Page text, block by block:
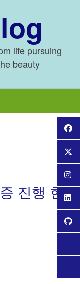
life pursuing
beauty
진행 현